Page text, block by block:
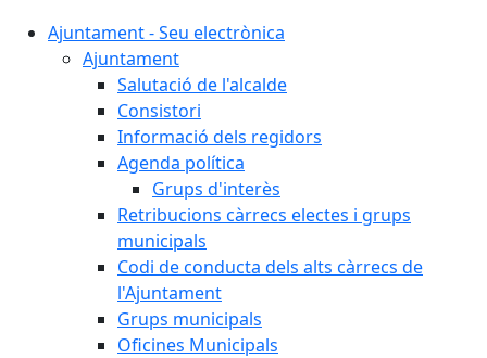
Ajuntament - Seu electrònica
Ajuntament
Salutació de l'alcalde
Consistori
Informació dels regidors
Agenda política
Grups d'interès
Retribucions càrrecs electes i grups
municipals
Codi de conducta dels alts càrrecs de
l'Ajuntament
Grups municipals
Oficines Municipals